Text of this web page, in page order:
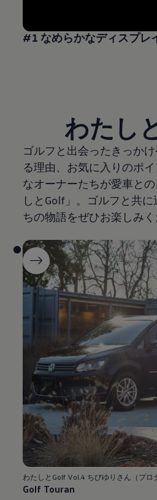
#1 なめらかなディスプレ
わたし
ゴルフと出会ったきっか
る理由、お気に入りのポ
なオーナーたちが愛車と
しとGolf」。ゴルフと共
ちの物語をぜひお楽しみく
わたしとGolf Vol.4 ちびゆりさん（プロ
Golf Touran